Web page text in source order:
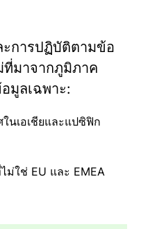
การปฏิบัติตามข้อ
ที่มาจากภูมิภาค
มูลเฉพาะ:
ในเอเชียและแปซิฟิก
ม่ใช่ EU และ EMEA